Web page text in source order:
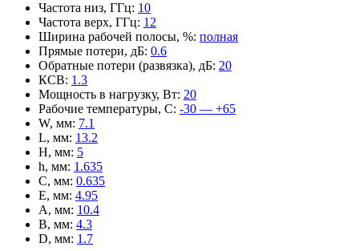
Частота низ, ГГц: 10
Частота верх, ГГц: 12
Ширина рабочей полосы, %: полная
Прямые потери, дБ: 0.6
Обратные потери (развязка), дБ: 20
КСВ: 1.3
Мощность в нагрузку, Вт: 20
Рабочие температуры, С: -30 — +65
W, мм: 7.1
L, мм: 13.2
H, мм: 5
h, мм: 1.635
C, мм: 0.635
E, мм: 4.95
A, мм: 10.4
B, мм: 4.3
D, мм: 1.7